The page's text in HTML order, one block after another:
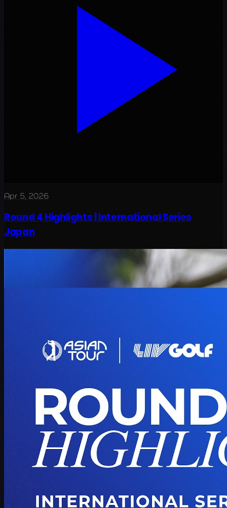
Apr 5, 2026
Round 4 Highlights | International Series
Japan